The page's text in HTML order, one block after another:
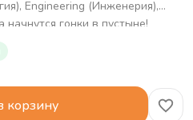
Engineering (Инженерия),
гонки в пустыне!
для гонок – от
в Scratch Junior;
корзину